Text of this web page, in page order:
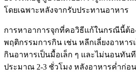
โดยเฉพาะหลังจากรับประทานอาหาร
การหาอาการจุกที่คอวิธีแก้ในกรณีนี้ต้อ
พฤติกรรมการกิน เช่น หลีกเลี่ยงอาหาร
กินอาหารเป็นมื้อเล็ก ๆ และไม่นอนทัน
ประมาณ 2-3 ชั่วโมง หลังอาหารค่ำก่อ